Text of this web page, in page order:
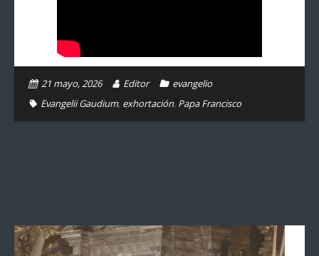
21 mayo, 2026 Editor
evangelio
Evangelii Gaudium, exhortación, Papa Francisco